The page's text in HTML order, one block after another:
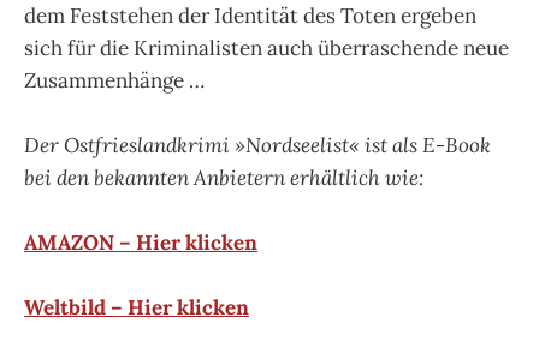
dem Feststehen der Identität des Toten ergeben
sich für die Kriminalisten auch überraschende neue
Zusammenhänge …
Der Ostfrieslandkrimi »Nordseelist« ist als E-Book
bei den bekannten Anbietern erhältlich wie:
AMAZON – Hier klicken
Weltbild – Hier klicken